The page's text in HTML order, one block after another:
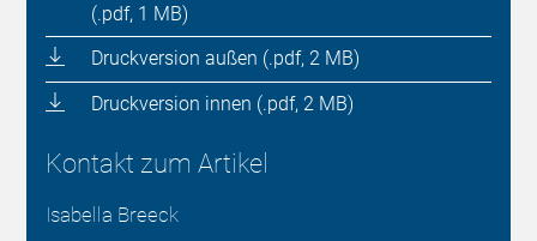
(.pdf, 1 MB)
Druckversion außen (.pdf, 2 MB)
Druckversion innen (.pdf, 2 MB)
Kontakt zum Artikel
Isabella Breeck